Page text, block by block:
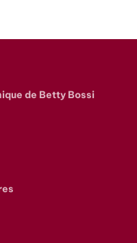
de Betty Bossi